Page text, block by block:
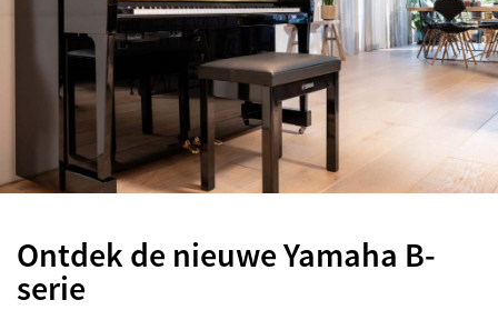
Ontdek de nieuwe Yamaha B-
serie